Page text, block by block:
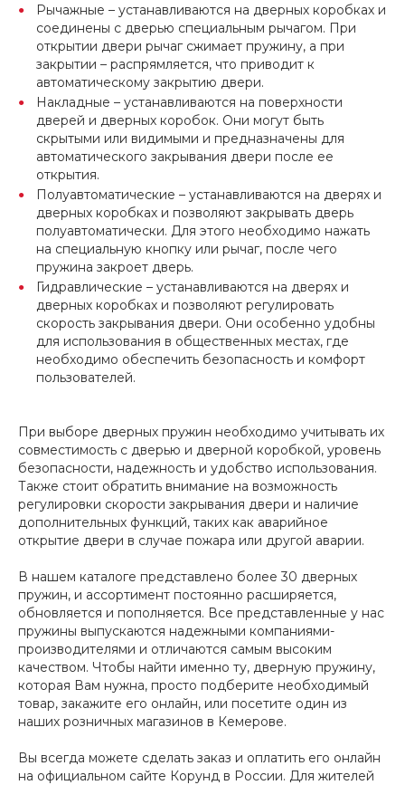
Рычажные – устанавливаются на дверных коробках и
соединены с дверью специальным рычагом. При
открытии двери рычаг сжимает пружину, а при
закрытии – распрямляется, что приводит к
автоматическому закрытию двери.
Накладные – устанавливаются на поверхности
дверей и дверных коробок. Они могут быть
скрытыми или видимыми и предназначены для
автоматического закрывания двери после ее
открытия.
Полуавтоматические – устанавливаются на дверях и
дверных коробках и позволяют закрывать дверь
полуавтоматически. Для этого необходимо нажать
на специальную кнопку или рычаг, после чего
пружина закроет дверь.
Гидравлические – устанавливаются на дверях и
дверных коробках и позволяют регулировать
скорость закрывания двери. Они особенно удобны
для использования в общественных местах, где
необходимо обеспечить безопасность и комфорт
пользователей.
При выборе дверных пружин необходимо учитывать их
совместимость с дверью и дверной коробкой, уровень
безопасности, надежность и удобство использования.
Также стоит обратить внимание на возможность
регулировки скорости закрывания двери и наличие
дополнительных функций, таких как аварийное
открытие двери в случае пожара или другой аварии.
В нашем каталоге представлено более 30 дверных
пружин, и ассортимент постоянно расширяется,
обновляется и пополняется. Все представленные у нас
пружины выпускаются надежными компаниями-
производителями и отличаются самым высоким
качеством. Чтобы найти именно ту, дверную пружину,
которая Вам нужна, просто подберите необходимый
товар, закажите его онлайн, или посетите один из
наших розничных магазинов в Кемерове.
Вы всегда можете сделать заказ и оплатить его онлайн
на официальном сайте Корунд в России. Для жителей